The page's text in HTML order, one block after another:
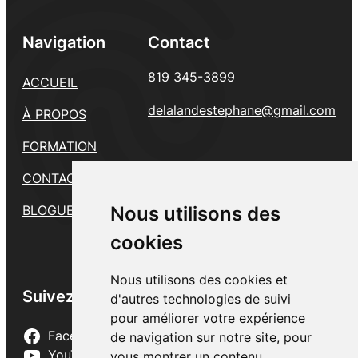
Nous utilisons des
cookies
Nous utilisons des cookies et
d'autres technologies de suivi
pour améliorer votre expérience
de navigation sur notre site, pour
Nous utilisons des
cookies
Nous utilisons des cookies et
d'autres technologies de suivi
pour améliorer votre expérience
de navigation sur notre site, pour
Navigation
ACCUEIL
À PROPOS
FORMATION
CONTACT
BLOGUE
Contact
819 345-3899
delalandestephane@gmail.com
Suivez-nous
Facebook